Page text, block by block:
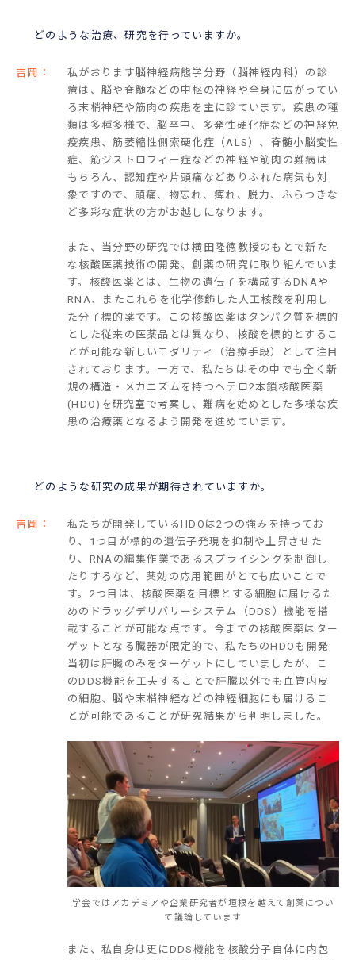
どのような治療、研究を行っていますか。
吉岡：
私がおります脳神経病態学分野（脳神経内科）の診
療は、脳や脊髄などの中枢の神経や全身に広がってい
る末梢神経や筋肉の疾患を主に診ています。疾患の種
類は多種多様で、脳卒中、多発性硬化症などの神経免
疫疾患、筋萎縮性側索硬化症（ALS）、脊髄小脳変性
症、筋ジストロフィー症などの神経や筋肉の難病は
もちろん、認知症や片頭痛などありふれた病気も対
象ですので、頭痛、物忘れ、痺れ、脱力、ふらつきな
ど多彩な症状の方がお越しになります。
また、当分野の研究では横田隆徳教授のもとで新た
な核酸医薬技術の開発、創薬の研究に取り組んでいま
す。核酸医薬とは、生物の遺伝子を構成するDNAや
RNA、またこれらを化学修飾した人工核酸を利用し
た分子標的薬です。この核酸医薬はタンパク質を標的
とした従来の医薬品とは異なり、核酸を標的とするこ
とが可能な新しいモダリティ（治療手段）として注目
されております。一方で、私たちはその中でも全く新
規の構造・メカニズムを持つヘテロ2本鎖核酸医薬
(HDO)を研究室で考案し、難病を始めとした多様な疾
患の治療薬となるよう開発を進めています。
どのような研究の成果が期待されていますか。
吉岡：
私たちが開発しているHDOは2つの強みを持ってお
り、1つ目が標的の遺伝子発現を抑制や上昇させた
り、RNAの編集作業であるスプライシングを制御し
たりするなど、薬効の応用範囲がとても広いことで
す。2つ目は、核酸医薬を目標とする細胞に届けるた
めのドラッグデリバリーシステム（DDS）機能を搭
載することが可能な点です。今までの核酸医薬はター
ゲットとなる臓器が限定的で、私たちのHDOも開発
当初は肝臓のみをターゲットにしていましたが、こ
のDDS機能を工夫することで肝臓以外でも血管内皮
の細胞、脳や末梢神経などの神経細胞にも届けるこ
とが可能であることが研究結果から判明しました。
学会ではアカデミアや企業研究者が垣根を越えて創薬につい
て議論しています
また、私自身は更にDDS機能を核酸分子自体に内包